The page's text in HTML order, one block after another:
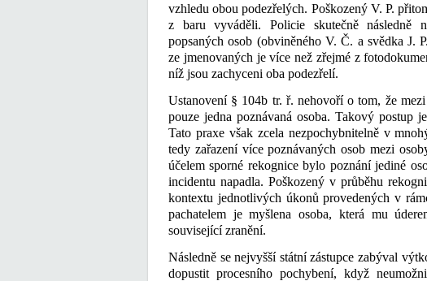
vzhledu obou podezřelých. Poškozený V. P.
z baru vyváděli. Policie skutečně následně
popsaných osob (obviněného V. Č. a svědka J.
ze jmenovaných je více než zřejmé z
níž jsou zachyceni oba podezřelí.
Ustanovení § 104b tr. ř. nehovoří o tom, že
pouze jedna poznávaná osoba. Takový postup
Tato praxe však zcela nezpochybnitelně v
tedy zařazení více poznávaných osob mezi
účelem sporné rekognice bylo poznání jediné
incidentu napadla. Poškozený v průběhu
kontextu jednotlivých úkonů provedených v
pachatelem je myšlena osoba, která mu
související zranění.
Následně se nejvyšší státní zástupce zabýval
dopustit procesního pochybení, když